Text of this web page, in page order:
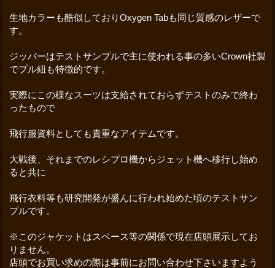
生地カラーも酷似しておりOxygen Tabも同じ質感のレザーで
す。
ジッパーはテストサンプルで主に使われる事の多いCrown社製
でプル紐も特徴的です。
実際にこの様なスーツは支給されておらずテストのみで終わ
ったもので
飛行服資料としても貴重なアイテムです。
大戦後、それまでのレシプロ機からジェット機へ移行し始め
ると共に
飛行衣料等も研究開発が盛んに行われ始めた頃のテストサン
プルです。
※このジャケットはスペース等の関係で現在店頭展示してお
りません。
店頭でお買い求めの際は事前にお問い合わせ下さいますよう